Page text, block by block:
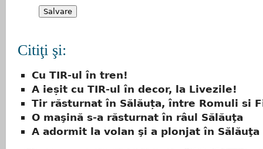
Citiţi şi:
Cu TIR-ul în tren!
A ieșit cu TIR-ul în decor, la Livezile!
Tir răsturnat în Sălăuța, între Romuli si
O maşină s-a răsturnat în râul Sălăuţa
A adormit la volan şi a plonjat în Sălăuţa